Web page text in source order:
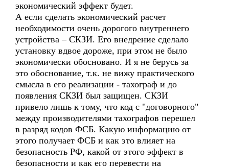
экономический эффект будет.
А если сделать экономический расчет
необходимости очень дорогого внутреннего
устройства – СКЗИ. Его внедрение сделало
установку вдвое дороже, при этом не было
экономически обосновано. И я не берусь за
это обоснование, т.к. не вижу практического
смысла в его реализации - тахограф и до
появления СКЗИ был защищен. СКЗИ
привело лишь к тому, что код с "договорного"
между производителями тахографов перешел
в разряд кодов ФСБ. Какую информацию от
этого получает ФСБ и как это влияет на
безопасность РФ, какой от этого эффект в
безопасности и как его перевести на